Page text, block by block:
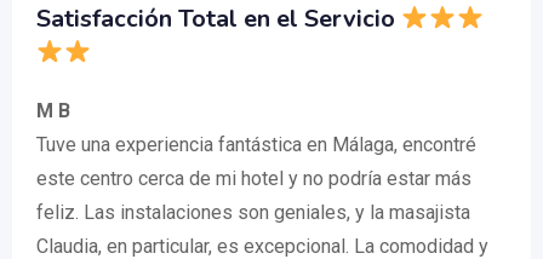
Satisfacción Total en el Servicio
M B
Tuve una experiencia fantástica en Málaga, encontré
este centro cerca de mi hotel y no podría estar más
feliz. Las instalaciones son geniales, y la masajista
Claudia, en particular, es excepcional. La comodidad y